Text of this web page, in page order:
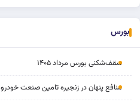
بورس
سقف‌شکنی بورس مرداد ۱۴۰۵
منافع پنهان در زنجیره تامین صنعت خودرو